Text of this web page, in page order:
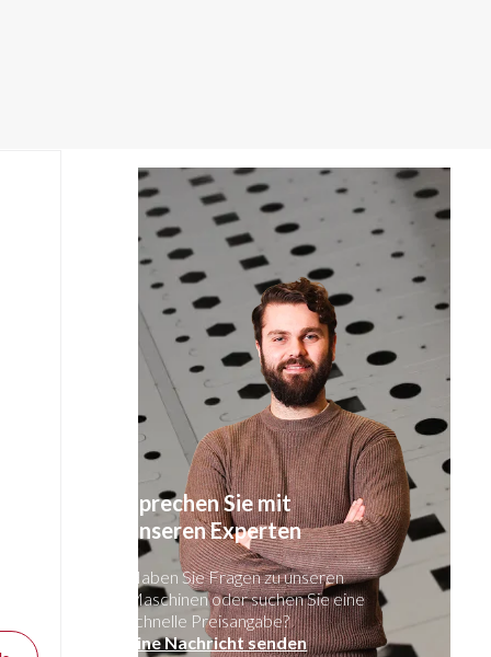
Sprechen Sie mit
unseren Experten
Haben Sie Fragen zu unseren
Maschinen oder suchen Sie eine
schnelle Preisangabe?
Eine Nachricht senden